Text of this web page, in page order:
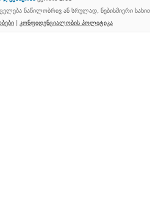
ნაწილობრივ ან სრულად, ნებისმიერი
| კონფიდენციალობის პოლიტიკა